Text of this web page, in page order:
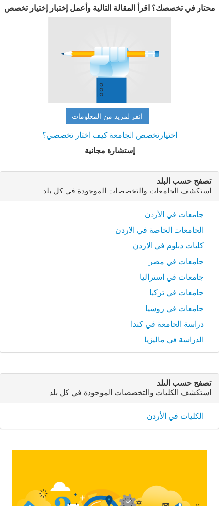
محتار في تخصصك؟ اقرأ المقالة التالية وأعمل إختبار إختيار تخصص
انقر لمزيد من المعلومات
اختيارتخصص الجامعة كيف اختار تخصصي؟
إستشارة مجانية
تصفح حسب البلد
استكشف الجامعات والتخصصات الموجودة في كل بلد
جامعات في الأردن
الجامعات الخاصة في الاردن
كليات دبلوم في الاردن
جامعات في مصر
جامعات في استراليا
جامعات في تركيا
جامعات في روسيا
دراسة الجامعة في كندا
الدراسة في ماليزيا
تصفح حسب البلد
استكشف الكليات والتخصصات الموجودة في كل بلد
الكليات في الأردن